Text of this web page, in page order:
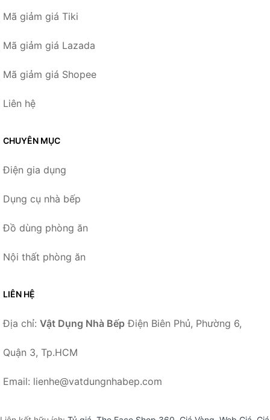
Mã giảm giá Tiki
Mã giảm giá Lazada
Mã giảm giá Shopee
Liên hệ
CHUYÊN MỤC
Điện gia dụng
Dụng cụ nhà bếp
Đồ dùng phòng ăn
Nội thất phòng ăn
LIÊN HỆ
Địa chỉ: Vật Dụng Nhà Bếp Điện Biên Phủ, Phường 6,
Quận 3, Tp.HCM
Email: lienhe@vatdungnhabep.com